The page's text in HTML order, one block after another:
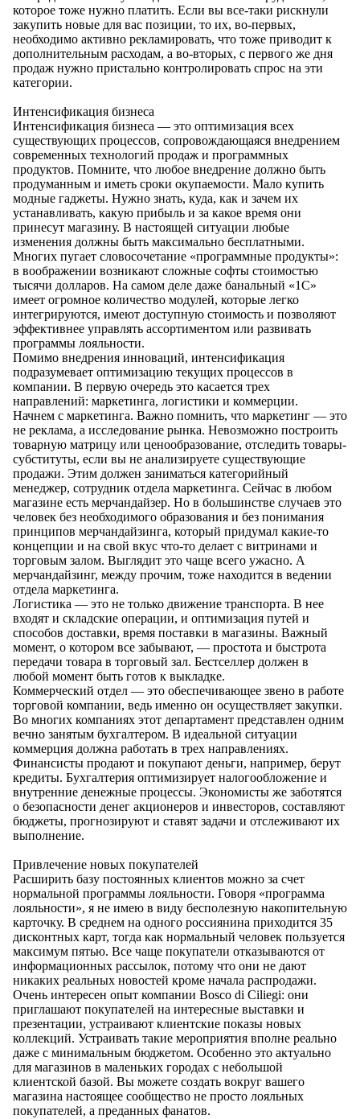
которое тоже нужно платить. Если вы все-таки рискнули
закупить новые для вас позиции, то их, во-первых,
необходимо активно рекламировать, что тоже приводит к
дополнительным расходам, а во-вторых, с первого же дня
продаж нужно пристально контролировать спрос на эти
категории.
Интенсификация бизнеса
Интенсификация бизнеса — это оптимизация всех
существующих процессов, сопровождающаяся внедрением
современных технологий продаж и программных
продуктов. Помните, что любое внедрение должно быть
продуманным и иметь сроки окупаемости. Мало купить
модные гаджеты. Нужно знать, куда, как и зачем их
устанавливать, какую прибыль и за какое время они
принесут магазину. В настоящей ситуации любые
изменения должны быть максимально бесплатными.
Многих пугает словосочетание «программные продукты»:
в воображении возникают сложные софты стоимостью
тысячи долларов. На самом деле даже банальный «1С»
имеет огромное количество модулей, которые легко
интегрируются, имеют доступную стоимость и позволяют
эффективнее управлять ассортиментом или развивать
программы лояльности.
Помимо внедрения инноваций, интенсификация
подразумевает оптимизацию текущих процессов в
компании. В первую очередь это касается трех
направлений: маркетинга, логистики и коммерции.
Начнем с маркетинга. Важно помнить, что маркетинг — это
не реклама, а исследование рынка. Невозможно построить
товарную матрицу или ценообразование, отследить товары-
субституты, если вы не анализируете существующие
продажи. Этим должен заниматься категорийный
менеджер, сотрудник отдела маркетинга. Сейчас в любом
магазине есть мерчандайзер. Но в большинстве случаев это
человек без необходимого образования и без понимания
принципов мерчандайзинга, который придумал какие-то
концепции и на свой вкус что-то делает с витринами и
торговым залом. Выглядит это чаще всего ужасно. А
мерчандайзинг, между прочим, тоже находится в ведении
отдела маркетинга.
Логистика — это не только движение транспорта. В нее
входят и складские операции, и оптимизация путей и
способов доставки, время поставки в магазины. Важный
момент, о котором все забывают, — простота и быстрота
передачи товара в торговый зал. Бестселлер должен в
любой момент быть готов к выкладке.
Коммерческий отдел — это обеспечивающее звено в работе
торговой компании, ведь именно он осуществляет закупки.
Во многих компаниях этот департамент представлен одним
вечно занятым бухгалтером. В идеальной ситуации
коммерция должна работать в трех направлениях.
Финансисты продают и покупают деньги, например, берут
кредиты. Бухгалтерия оптимизирует налогообложение и
внутренние денежные процессы. Экономисты же заботятся
о безопасности денег акционеров и инвесторов, составляют
бюджеты, прогнозируют и ставят задачи и отслеживают их
выполнение.
Привлечение новых покупателей
Расширить базу постоянных клиентов можно за счет
нормальной программы лояльности. Говоря «программа
лояльности», я не имею в виду бесполезную накопительную
карточку. В среднем на одного россиянина приходится 35
дисконтных карт, тогда как нормальный человек пользуется
максимум пятью. Все чаще покупатели отказываются от
информационных рассылок, потому что они не дают
никаких реальных новостей кроме начала распродажи.
Очень интересен опыт компании Bosco di Ciliegi: они
приглашают покупателей на интересные выставки и
презентации, устраивают клиентские показы новых
коллекций. Устраивать такие мероприятия вполне реально
даже с минимальным бюджетом. Особенно это актуально
для магазинов в маленьких городах с небольшой
клиентской базой. Вы можете создать вокруг вашего
магазина настоящее сообщество не просто лояльных
покупателей, а преданных фанатов.